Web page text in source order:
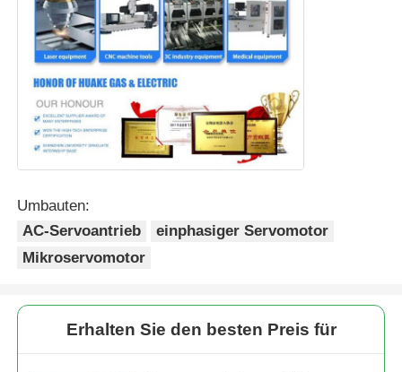
Umbauten:
AC-Servoantrieb
einphasiger Servomotor
Mikroservomotor
Erhalten Sie den besten Preis für